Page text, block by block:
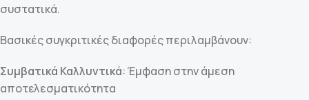
συστατικά.
Βασικές συγκριτικές διαφορές περιλαμβάνουν:
Συμβατικά Καλλυντικά: Έμφαση στην άμεση
αποτελεσματικότητα